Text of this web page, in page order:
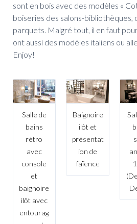
sont en bois avec des modèles «
boiseries des salons-bibliothèques,
parquets. Malgré tout, il en faut
ont aussi des modèles italiens ou
Enjoy!
Salle de
bains
rétro
avec
console
et
baignoire
ilôt avec
entourag
Baignoire
ilôt et
présentat
ion de
faïence